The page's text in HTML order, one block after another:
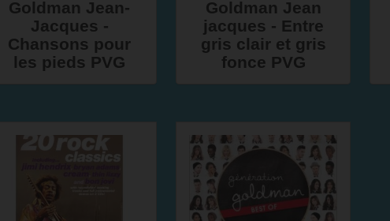
Goldman Jean-
Jacques -
Chansons pour
les pieds PVG
Goldman Jean
jacques - Entre
gris clair et gris
fonce PVG